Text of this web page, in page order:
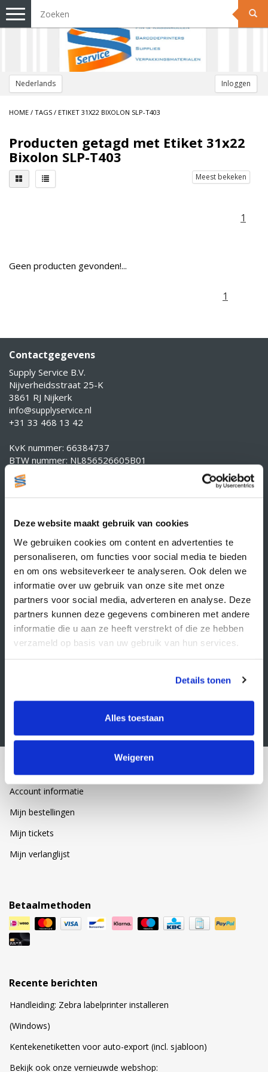
Deze website maakt gebruik van cookies
We gebruiken cookies om content en advertenties te
personaliseren, om functies voor social media te bieden
en om ons websiteverkeer te analyseren. Ook delen we
informatie over uw gebruik van onze site met onze
partners voor social media, adverteren en analyse. Deze
partners kunnen deze gegevens combineren met andere
informatie die u aan ze heeft verstrekt of die ze hebben
verzameld op basis van uw gebruik van hun services.
Details tonen
Alles toestaan
Weigeren
Nederlands Inloggen
Toggle
navigation
HOME / TAGS / ETIKET 31X22 BIXOLON SLP-T403
Producten getagd met Etiket 31x22
Bixolon SLP-T403
Meest bekeken
1
Geen producten gevonden!...
1
Contactgegevens
Supply Service B.V.
Nijverheidsstraat 25-K
3861 RJ Nijkerk
info@supplyservice.nl
+31 33 468 13 42
KvK nummer: 66384737
BTW nummer: NL856526605B01
Klantenservice
Over Supply Service B.V.
Veelgestelde vragen
Retourbeleid
Algemene voorwaarden
Privacy statement
Klacht indienen
Nieuwsbrief
Account informatie
Mijn bestellingen
Mijn tickets
Mijn verlanglijst
Betaalmethoden
Recente berichten
Handleiding: Zebra labelprinter installeren
(Windows)
Kentekenetiketten voor auto-export (incl. sjabloon)
Bekijk ook onze vernieuwde webshop: